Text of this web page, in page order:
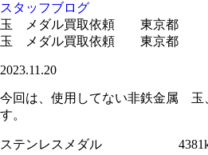
スタッフブログ
玉 メダル買取依頼 東京都
玉 メダル買取依頼 東京都
2023.11.20
今回は、使用してない非鉄金属 玉
す。
ステンレスメダル